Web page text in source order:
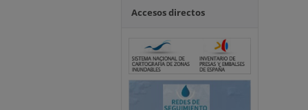
Accesos directos